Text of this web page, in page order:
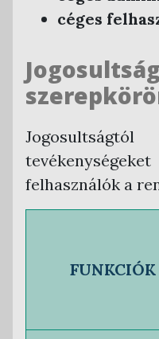
céges
felhasználók a